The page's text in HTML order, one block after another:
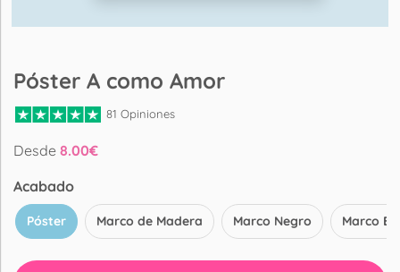
Póster A como Amor
81 Opiniones
Desde 8.00€
Acabado
Póster Marco de Madera Marco Negro Marco